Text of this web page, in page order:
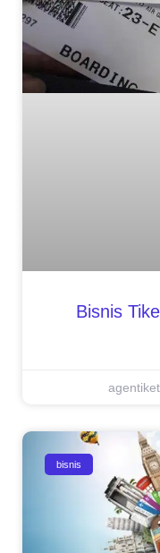
Bisnis
agentiket
bisnis